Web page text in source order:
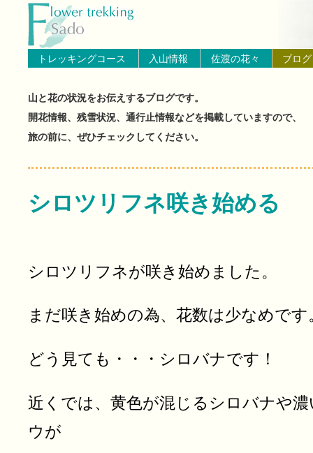
ブログ（佐渡島の山と花の状
トレッキングコース 入山情報 佐渡の花々 ブログ
山と花の状況をお伝えするブログです。
開花情報、残雪状況、通行止情報などを掲載していますので、
旅の前に、ぜひチェックしてください。
シロツリフネ咲き始める
シロツリフネが咲き始めました。
まだ咲き始めの為、花数は少なめです
どう見ても・・・シロバナです！
近くでは、黄色が混じるシロバナや
ウが
トップページへ戻る